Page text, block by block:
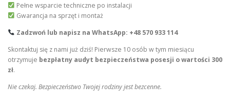
Pełne wsparcie techniczne po instalacji
Gwarancja na sprzęt i montaż
Zadzwoń lub napisz na WhatsApp: +48 570 933 114
Skontaktuj się z nami już dziś! Pierwsze 10 osób w tym miesiącu
otrzymuje bezpłatny audyt bezpieczeństwa posesji o wartości 300
zł.
Nie czekaj. Bezpieczeństwo Twojej rodziny jest bezcenne.